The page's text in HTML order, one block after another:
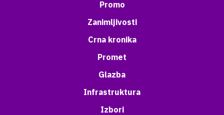
Promo
Zanimljivosti
Crna kronika
Promet
Glazba
Infrastruktura
Izbori